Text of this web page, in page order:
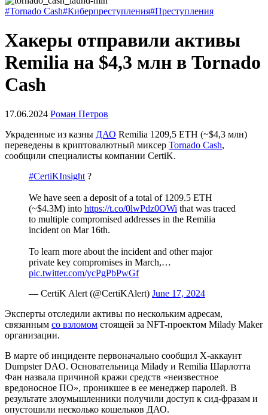
#Tornado Cash#Киберпреступления#Преступления
Хакеры отправили активы
Remilia на $4,3 млн в Tornado
Cash
17.06.2024 Роман Петров
Украденные из казны ДАО Remilia 1209,5 ETH (~$4,3 млн)
переведены в криптовалютный миксер Tornado Cash,
сообщили специалисты компании CertiK.
#CertiKInsight ?
We have seen a deposit of a total of 1209.5 ETH
(~$4.3M) into https://t.co/0lwPdz0OWi that was traced
to multiple compromised addresses in the Remilia
incident on Mar 16th.
To learn more about the incident and other major
private key compromises in March,…
pic.twitter.com/ycPgPbPwGf
— CertiK Alert (@CertiKAlert) June 17, 2024
Эксперты отследили активы по нескольким адресам,
связанным со взломом стоящей за NFT-проектом Milady Maker
организации.
В марте об инциденте первоначально сообщил X-аккаунт
Dumpster DAO. Основательница Milady и Remilia Шарлотта
Фан назвала причиной кражи средств «неизвестное
вредоносное ПО», проникшее в ее менеджер паролей. В
результате злоумышленники получили доступ к сид-фразам и
опустошили несколько кошельков ДАО.